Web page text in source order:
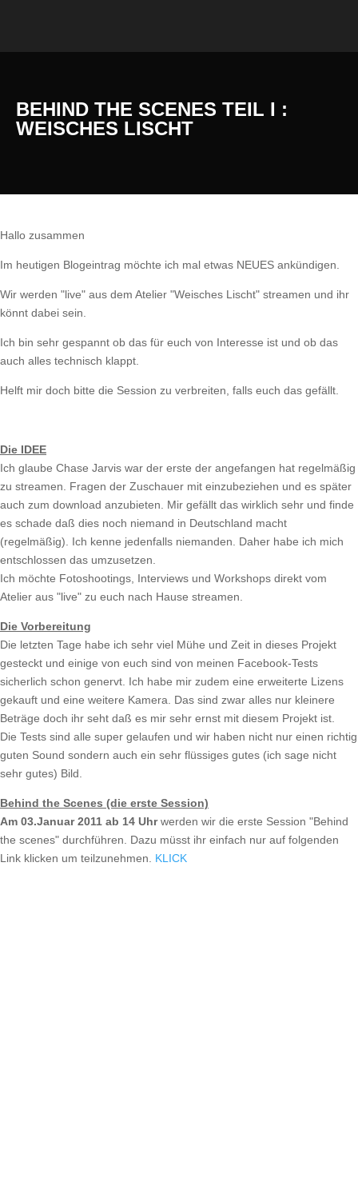
BEHIND THE SCENES TEIL I :
WEISCHES LISCHT
Hallo zusammen
Im heutigen Blogeintrag möchte ich mal etwas NEUES ankündigen.
Wir werden "live" aus dem Atelier "Weisches Lischt" streamen und ihr
könnt dabei sein.
Ich bin sehr gespannt ob das für euch von Interesse ist und ob das
auch alles technisch klappt.
Helft mir doch bitte die Session zu verbreiten, falls euch das gefällt.
Die IDEE
Ich glaube Chase Jarvis war der erste der angefangen hat regelmäßig
zu streamen. Fragen der Zuschauer mit einzubeziehen und es später
auch zum download anzubieten. Mir gefällt das wirklich sehr und finde
es schade daß dies noch niemand in Deutschland macht
(regelmäßig). Ich kenne jedenfalls niemanden. Daher habe ich mich
entschlossen das umzusetzen.
Ich möchte Fotoshootings, Interviews und Workshops direkt vom
Atelier aus "live" zu euch nach Hause streamen.
Die Vorbereitung
Die letzten Tage habe ich sehr viel Mühe und Zeit in dieses Projekt
gesteckt und einige von euch sind von meinen Facebook-Tests
sicherlich schon genervt. Ich habe mir zudem eine erweiterte Lizens
gekauft und eine weitere Kamera. Das sind zwar alles nur kleinere
Beträge doch ihr seht daß es mir sehr ernst mit diesem Projekt ist.
Die Tests sind alle super gelaufen und wir haben nicht nur einen richtig
guten Sound sondern auch ein sehr flüssiges gutes (ich sage nicht
sehr gutes) Bild.
Behind the Scenes (die erste Session)
Am 03.Januar 2011 ab 14 Uhrwerden wir die erste Session "Behind
the scenes" durchführen. Dazu müsst ihr einfach nur auf folgenden
Link klicken um teilzunehmen.
KLICK